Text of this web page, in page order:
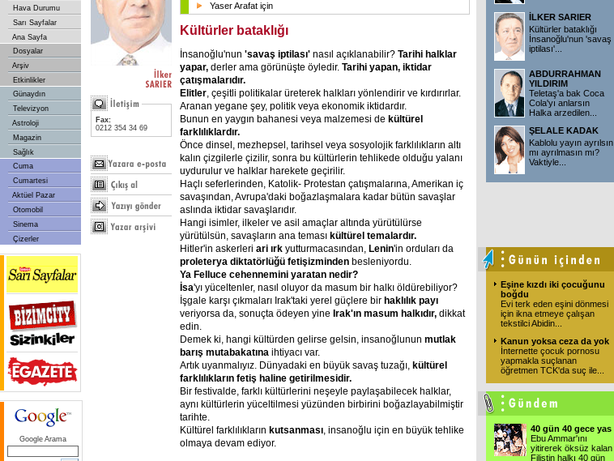
Hava Durumu
Sarı Sayfalar
Ana Sayfa
Dosyalar
Arşiv
Etkinlikler
Günaydın
Televizyon
Astroloji
Magazin
Sağlık
Cuma
Cumartesi
Aktüel Pazar
Otomobil
Sinema
Çizerler
Google Arama
Fax:
0212 354 34 69
Yaser Arafat için
Kültürler bataklığı
İnsanoğlu'nun 'savaş iptilası' nasıl açıklanabilir? Tarihi halklar
yapar, derler ama görünüşte öyledir. Tarihi yapan, iktidar
çatışmalarıdır.
Elitler , çeşitli politikalar üreterek halkları yönlendirir ve kırdırırlar.
Aranan yegane şey, politik veya ekonomik iktidardır.
Bunun en yaygın bahanesi veya malzemesi de kültürel
farklılıklardır.
Önce dinsel, mezhepsel, tarihsel veya sosyolojik farklılıkların altı
kalın çizgilerle çizilir, sonra bu kültürlerin tehlikede olduğu yalanı
uydurulur ve halklar harekete geçirilir.
Haçlı seferlerinden, Katolik- Protestan çatışmalarına, Amerikan iç
savaşından, Avrupa'daki boğazlaşmalara kadar bütün savaşlar
aslında iktidar savaşlarıdır.
Hangi isimler, ilkeler ve asil amaçlar altında yürütülürse
yürütülsün, savaşların ana teması kültürel temalardır.
Hitler'in askerleri ari ırk yutturmacasından, Lenin'in orduları da
proleterya diktatörlüğü fetişizminden besleniyordu.
Ya Felluce cehennemini yaratan nedir?
İsa'yı yüceltenler, nasıl oluyor da masum bir halkı öldürebiliyor?
İşgale karşı çıkmaları Irak'taki yerel güçlere bir haklılık payı
veriyorsa da, sonuçta ödeyen yine Irak'ın masum halkıdır, dikkat
edin.
Demek ki, hangi kültürden gelirse gelsin, insanoğlunun mutlak
barış mutabakatına ihtiyacı var.
Artık uyanmalıyız. Dünyadaki en büyük savaş tuzağı, kültürel
farklılıkların fetiş haline getirilmesidir.
Bir festivalde, farklı kültürlerini neşeyle paylaşabilecek halklar,
aynı kültürlerin yüceltilmesi yüzünden birbirini boğazlayabilmiştir
tarihte.
Kültürel farklılıkların kutsanması , insanoğlu için en büyük tehlike
olmaya devam ediyor.
İLKER SARIER
Kültürler bataklığı
İnsanoğlu'nun 'savaş
iptilası'
ABDURRAHMAN
YILDIRIM
Teletaş'a bak Coca
Cola'yı anlarsın
Halka arzedilen
ŞELALE KADAK
Kablolu yayın ayrılsın
mı ayrılmasın mı?
Vaktiyle
Eşine kızdı iki çocuğunu
boğdu
Evi terk eden eşini dönmesi
için ikna etmeye çalışan
tekstilci Abidin
Kanun yoksa ceza da yok
İnternette çocuk pornosu
yapmakla suçlanan
öğretmen TCK'da suç ile
40 gün 40 gece yas
Ebu Ammar'ını
yitirerek öksüz kalan
Filistin halkı 40 gün